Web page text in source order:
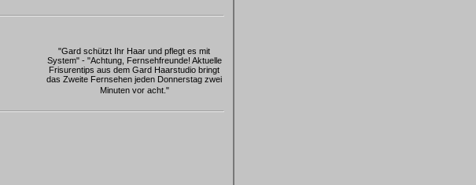
"Gard schützt Ihr Haar und pflegt es mit
System" - "Achtung, Fernsehfreunde! Aktuelle
Frisurentips aus dem Gard Haarstudio bringt
das Zweite Fernsehen jeden Donnerstag zwei
Minuten vor acht."